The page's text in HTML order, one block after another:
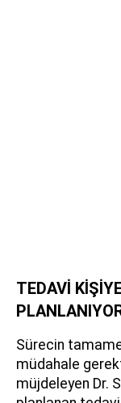
TEDAVİ
Sürecin
müdahale
müjdeleyen Dr.